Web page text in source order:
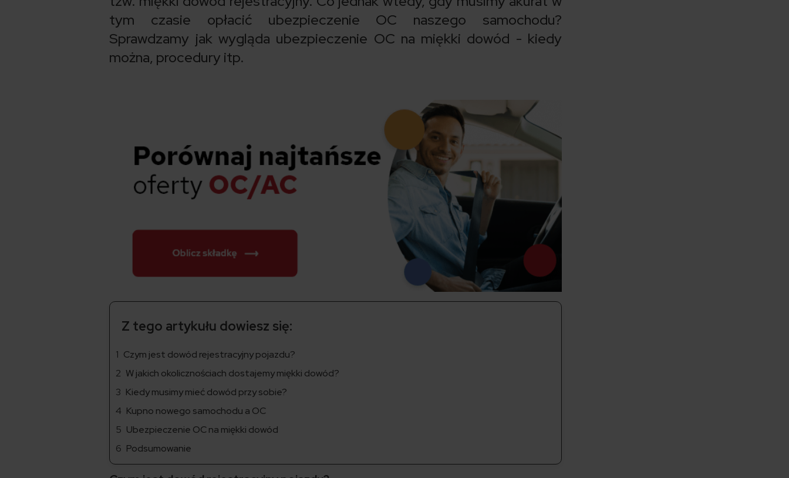
tym czasie opłacić ubezpieczenie OC naszego samochodu?
Sprawdzamy jak wygląda ubezpieczenie OC na miękki dowód - kiedy
można, procedury itp.
Z tego artykułu dowiesz się:
Czym jest dowód rejestracyjny pojazdu?
W jakich okolicznościach dostajemy miękki dowód?
Kiedy musimy mieć dowód przy sobie?
Kupno nowego samochodu a OC
Ubezpieczenie OC na miękki dowód
Podsumowanie